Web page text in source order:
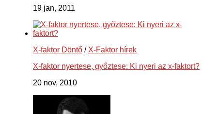
19 jan, 2011
X-faktor Döntő / X-Faktor hírek
X-faktor nyertese, győztese: Ki nyeri az x-faktort?
20 nov, 2010